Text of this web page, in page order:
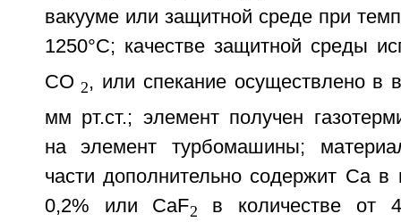
вакууме или защитной среде при
1250°C; качестве защитной среды
CO 2, или спекание осуществлено в
мм рт.ст.; элемент получен
на элемент турбомашины;
части дополнительно содержит Ca
0,2% или CaF2
в количестве от